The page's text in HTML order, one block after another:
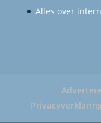
Alles over